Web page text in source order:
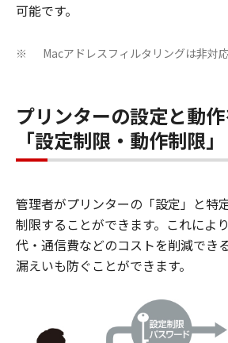
可能です。
※ Macアドレスフィルタリングは非対応
プリンターの設定と動
「設定制限・動作制限」
管理者がプリンターの「設定」と特
制限することができます。これによ
代・通信費などのコストを削減でき
漏えいも防ぐことができます。